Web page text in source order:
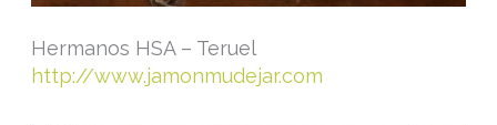
Hermanos HSA – Teruel
http://www.jamonmudejar.com